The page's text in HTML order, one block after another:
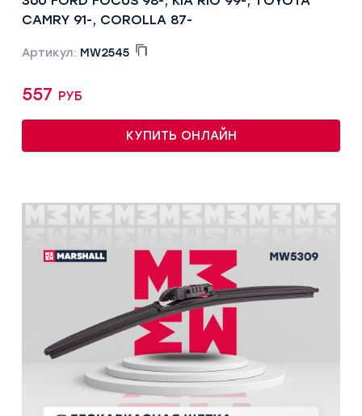
CAMRY 91-, COROLLA 87-
Артикул: MW2545
557 руб
КУПИТЬ ОНЛАЙН